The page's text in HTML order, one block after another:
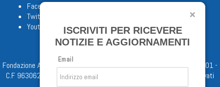
Facebook
Twitter
Youtube
Fondazione Apostolicam Actuositatem ETS © 2023 - P.I. 05398481001 -
C.F 96306220581 - REA 888781 del 23/02/98 - Tutti i diritti riservati
ISCRIVITI PER RICEVERE
NOTIZIE E AGGIORNAMENTI
Email